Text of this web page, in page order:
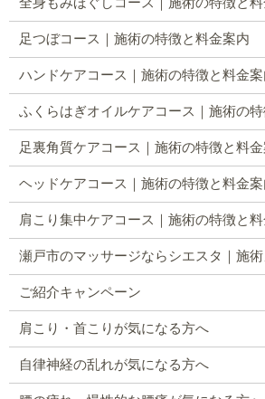
足つぼコース｜施術の特徴と料金案内
ハンドケアコース｜施術の特徴と料金案
ふくらはぎオイルケアコース｜施術の
足裏角質ケアコース｜施術の特徴と料
ヘッドケアコース｜施術の特徴と料金案
肩こり集中ケアコース｜施術の特徴と
瀬戸市のマッサージならシエスタ｜施
ご紹介キャンペーン
肩こり・首こりが気になる方へ
自律神経の乱れが気になる方へ